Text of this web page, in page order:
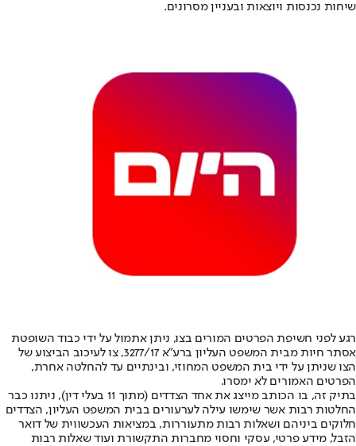
שיחות נכנסות ויוצאות ובעניין מסרונים.
רגע לפני חשיפת הפרטים המורים בצו, ניתן אתמול על ידי כבוד השופטת
אסתר חיות מבית המשפט העליון ברע”א 3277/17, צו לעיכוב הביצוע של
הצו שניתן על ידי בית המשפט המחוזי, ובינתיים עד להחלטה אחרת,
הפרטים האמורים לא ימסרו.
בתיק זה, בו הכותב מייצג את אחד הצדדים (מתוך 11 בעלי דין), ניתנו כבר
החלטות רבות אשר שימשו עילה לערעורים בבית המשפט העליון, הצדדים
חלוקים ביניהם ושאלות רבות מתעוררות, במציאות העכשווית של דואר
הזבל, מידע פרטי, עסקי וחסוי מחברות התקשורת ועוד שאלות רבות